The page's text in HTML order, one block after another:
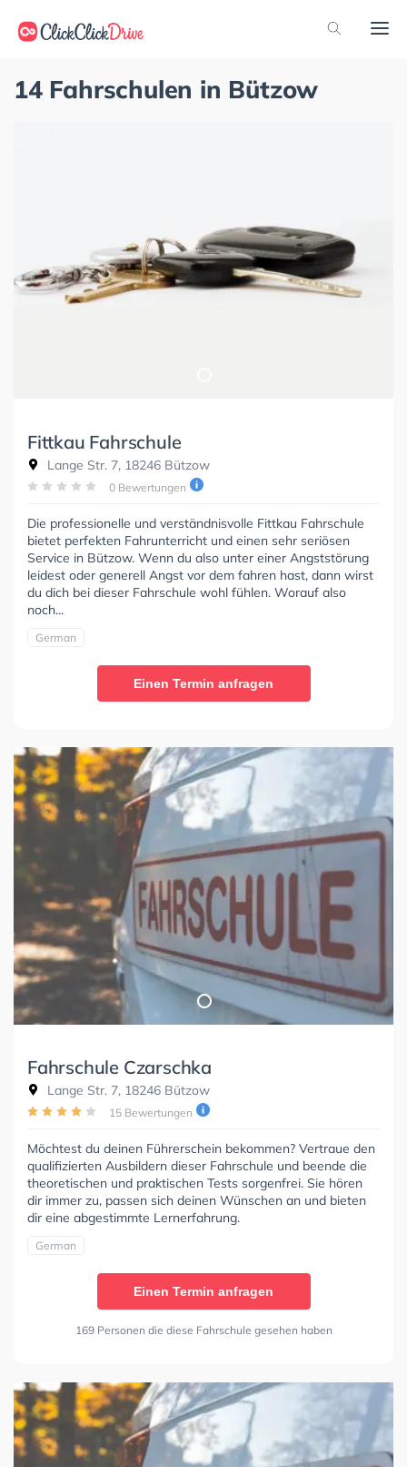
14 Fahrschulen in Bützow
Fittkau Fahrschule
Lange Str. 7, 18246 Bützow
0 Bewertungen
Die professionelle und verständnisvolle Fittkau Fahrschule
bietet perfekten Fahrunterricht und einen sehr seriösen
Service in Bützow. Wenn du also unter einer Angststörung
leidest oder generell Angst vor dem fahren hast, dann wirst
du dich bei dieser Fahrschule wohl fühlen. Worauf also
noch...
German
Einen Termin anfragen
Fahrschule Czarschka
Lange Str. 7, 18246 Bützow
15 Bewertungen
Möchtest du deinen Führerschein bekommen? Vertraue den
qualifizierten Ausbildern dieser Fahrschule und beende die
theoretischen und praktischen Tests sorgenfrei. Sie hören
dir immer zu, passen sich deinen Wünschen an und bieten
dir eine abgestimmte Lernerfahrung.
German
Einen Termin anfragen
169 Personen die diese Fahrschule gesehen haben